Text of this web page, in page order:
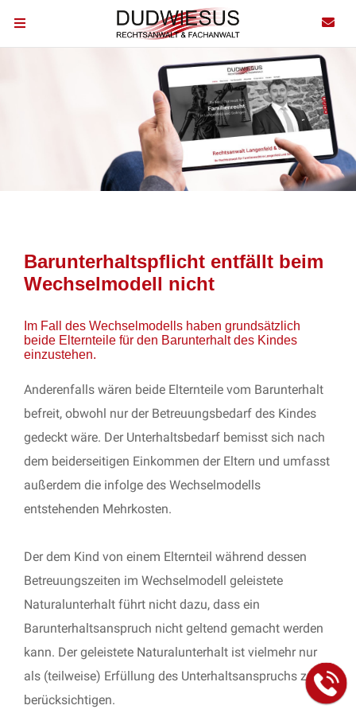
Barunterhaltspflicht entfällt beim
Wechselmodell nicht
Im Fall des Wechselmodells haben grundsätzlich
beide Elternteile für den Barunterhalt des Kindes
einzustehen.
Anderenfalls wären beide Elternteile vom Barunterhalt
befreit, obwohl nur der Betreuungsbedarf des Kindes
gedeckt wäre. Der Unterhaltsbedarf bemisst sich nach
dem beiderseitigen Einkommen der Eltern und umfasst
außerdem die infolge des Wechselmodells
entstehenden Mehrkosten.
Der dem Kind von einem Elternteil während dessen
Betreuungszeiten im Wechselmodell geleistete
Naturalunterhalt führt nicht dazu, dass ein
Barunterhaltsanspruch nicht geltend gemacht werden
kann. Der geleistete Naturalunterhalt ist vielmehr nur
als (teilweise) Erfüllung des Unterhaltsanspruchs zu
berücksichtigen.